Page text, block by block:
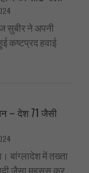
सुबीर ने अपनी
कष्टप्रद हवाई
– देश 71 जैसी
बांग्लादेश में तख्ता